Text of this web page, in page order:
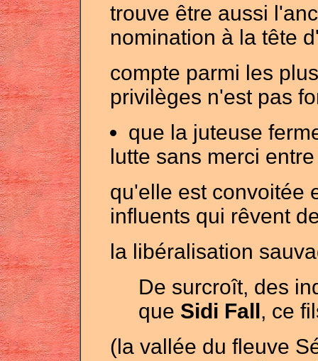
trouve être aussi
nomination à la tête
compte parmi les
privilèges n'est pas
que la juteuse
lutte sans merci
qu'elle est convoitée
influents qui rêvent
la libéralisation
De surcroît, des
que Sidi Fall, ce
(la vallée du fleuve